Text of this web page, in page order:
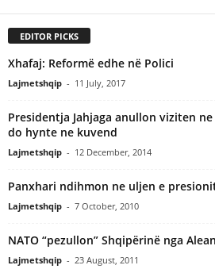
EDITOR PICKS
Xhafaj: Reformë edhe në Polici
Lajmetshqip - 11 July, 2017
Presidentja Jahjaga anullon viziten
do hynte ne kuvend
Lajmetshqip - 12 December, 2014
Panxhari ndihmon ne uljen e
Lajmetshqip - 7 October, 2010
NATO “pezullon” Shqipërinë nga
Lajmetshqip - 23 August, 2011